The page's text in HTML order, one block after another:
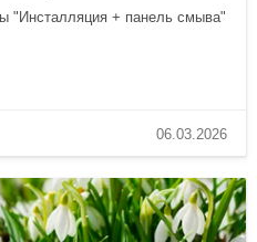
"Инсталляция + панель смыва"
06.03.2026